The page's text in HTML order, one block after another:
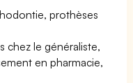
prothèses
chez le généraliste,
en pharmacie,